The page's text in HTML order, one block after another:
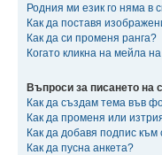
Родния ми език го няма в
Как да поставя
Как да си променя ранга?
Когато кликна на мейла
Въпроси за писането на
Как да създам тема във
Как да променя или
Как да добавя подпис
Как да пусна анкета?